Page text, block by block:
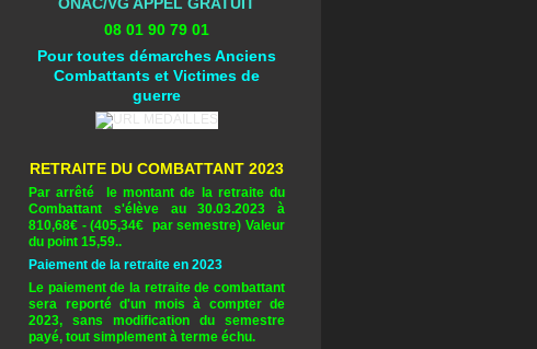
08 01 90 79 01
Pour toutes démarches Anciens
Combattants et Victimes de
guerre
RETRAITE DU COMBATTANT 2023
Par arrêté le montant de la retraite du
Combattant s'élève au 30.03.2023 à
810,68€ - (405,34€ par semestre) Valeur
du point 15,59..
Paiement de la retraite en 2023
Le paiement de la retraite de combattant
sera reporté d'un mois à compter de
2023, sans modification du semestre
payé, tout simplement à terme échu.